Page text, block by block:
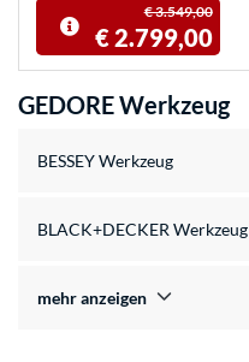
€ 3.549,00
€ 2.799,00
GEDORE Werkzeug
BESSEY Werkzeug
BLACK+DECKER Werkzeug
mehr anzeigen